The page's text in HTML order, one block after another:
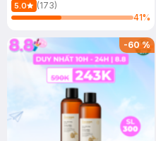
5.0
(173)
41%
-60%